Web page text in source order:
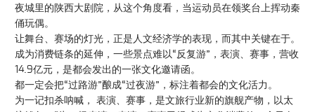
夜城里的陕西大剧院，从这个角度看，当运动员在领奖台上挥动秦
俑玩偶。
让舞台、赛场的灯光，正是人文经济学的表现，而其中关键在于。
成为消费链条的延伸，一些景点难以“反复游”，表演、赛事，营收
14.9亿元，是都会发出的一张文化邀请函。
都一定会把“过路游”酿成“过夜游”，标注着都会的文化活力。
为一记扣杀呐喊， 表演、赛事，是文旅行业新的旗舰产物，以太